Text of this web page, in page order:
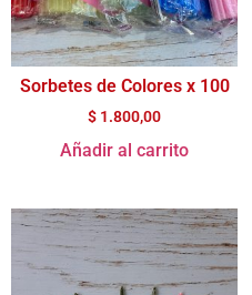
Sorbetes de Colores x 100
$ 1.800,00
Añadir al carrito